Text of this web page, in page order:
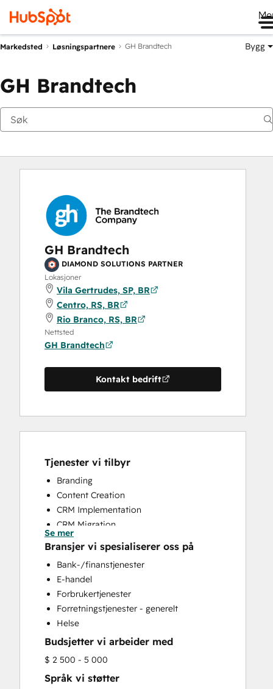
Markedsted Løsningspartnere GH Brandtech Bygg
GH Brandtech
GH Brandtech
DIAMOND SOLUTIONS PARTNER
Lokasjoner
Vila Gertrudes, SP, BR
Centro, RS, BR
Rio Branco, RS, BR
Nettsted
GH Brandtech
Kontakt bedrift
Tjenester vi tilbyr
Branding
Content Creation
CRM Implementation
CRM Migration
Full Inbound Marketing Services
HubSpot Onboarding
Sales and Marketing Alignment
Sales Enablement
Search Engine Optimization
Website Design
Se mer
Bransjer vi spesialiserer oss på
Bank-/finanstjenester
E-handel
Forbrukertjenester
Forretningstjenester - generelt
Helse
Budsjetter vi arbeider med
$ 2 500 - 5 000
Språk vi støtter